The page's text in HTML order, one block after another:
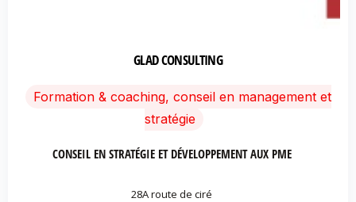
GLAD CONSULTING
Formation & coaching, conseil en management et
stratégie
CONSEIL EN STRATÉGIE ET DÉVELOPPEMENT AUX PME
28A route de ciré